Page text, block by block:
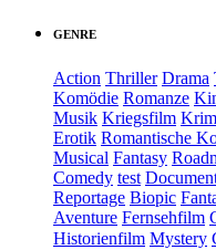
GENRE
Action Thriller Drama
Komödie Romanze
Musik Kriegsfilm
Erotik Romantische
Musical Fantasy
Comedy test
Reportage Biopic
Aventure Fernsehfilm
Historienfilm Mystery